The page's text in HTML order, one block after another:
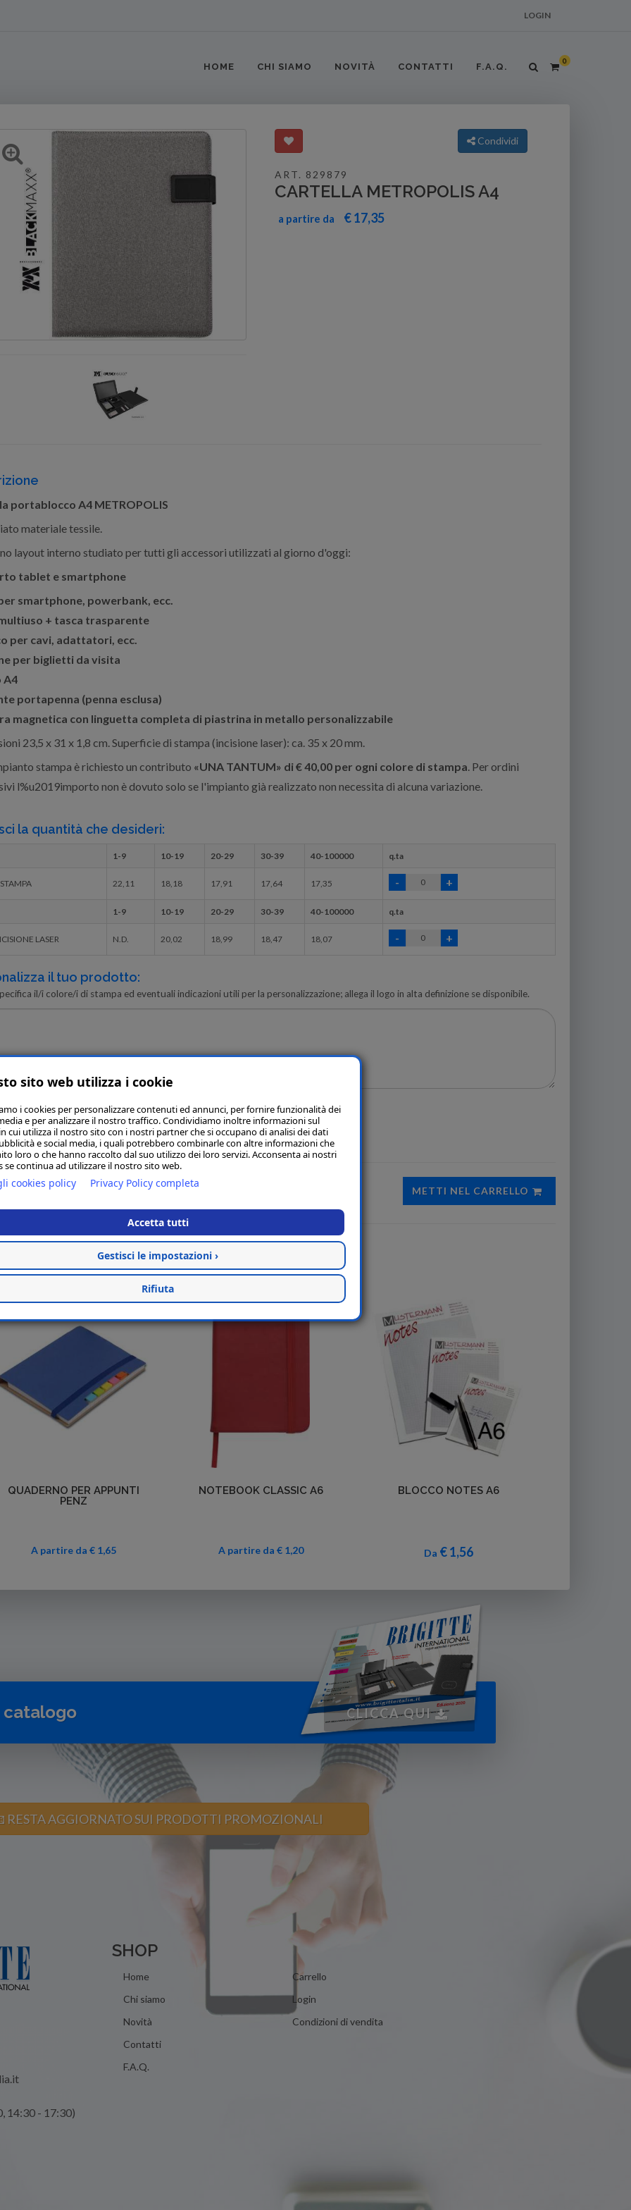
LOGIN
HOME CHI SIAMO NOVITÀ CONTATTI F.A.Q.
0
Condividi
ART. 829879
CARTELLA METROPOLIS A4
a partire da € 17,35
portablocco A4 METROPOLIS
materiale tessile.
layout interno studiato per tutti gli accessori utilizzati al giorno d'oggi:
tablet e smartphone
smartphone, powerbank, ecc.
+ tasca trasparente
per cavi, adattatori, ecc.
per biglietti da visita
A4
portapenna (penna esclusa)
magnetica con linguetta completa di piastrina in metallo personalizzabile
23,5 x 31 x 1,8 cm. Superficie di stampa (incisione laser): ca. 35 x 20 mm.
stampa è richiesto un contributo «UNA TANTUM» di € 40,00 per ogni colore di stampa. Per ordini
l%u2019importo non è dovuto solo se l'impianto già realizzato non necessita di alcuna variazione.
la quantità che desideri:
1-9 10-19 20-29 30-39 40-100000 q.ta
22,11 18,18 17,91 17,64 17,35
1-9 10-19 20-29 30-39 40-100000 q.ta
LASER N.D. 20,02 18,99 18,47 18,07
il tuo prodotto:
il/i colore/i di stampa ed eventuali indicazioni utili per la personalizzazione; allega il logo in alta definizione se disponibile.
pdf, ai, eps, jpg. Dimensione max 10mb
LOGO
METTI NEL CARRELLO
Articoli simili
Dettagli
QUADERNO PER APPUNTI
PENZ
A partire da € 1,65
Dettagli
NOTEBOOK CLASSIC A6
A partire da € 1,20
Dettagli
BLOCCO NOTES A6
Da € 1,56
catalogo CLICCA QUI
RESTA AGGIORNATO SUI PRODOTTI PROMOZIONALI
14:30 - 17:30)
SHOP
Home
Chi siamo
Novità
Contatti
F.A.Q.
Carrello
Login
Condizioni di vendita
sito web utilizza i cookie
i cookies per personalizzare contenuti ed annunci, per fornire funzionalità dei
e per analizzare il nostro traffico. Condividiamo inoltre informazioni sul
cui utilizza il nostro sito con i nostri partner che si occupano di analisi dei dati
e social media, i quali potrebbero combinarle con altre informazioni che
loro o che hanno raccolto dal suo utilizzo dei loro servizi. Acconsenta ai nostri
se continua ad utilizzare il nostro sito web.
cookies policy Privacy Policy completa
Accetta tutti
Gestisci le impostazioni ›
Rifiuta